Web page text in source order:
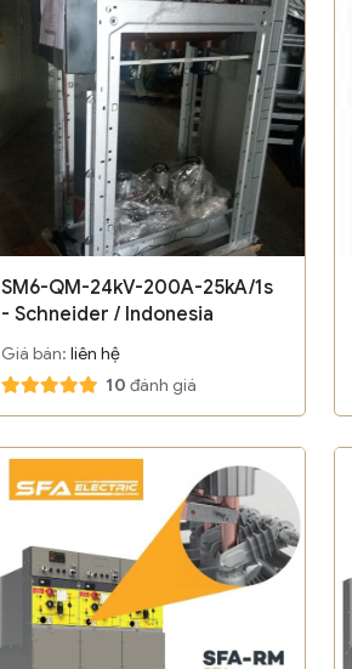
SM6-QM-24kV-200A-25kA/1s
- Schneider / Indonesia
Giá bán: liên hệ
10 đánh giá